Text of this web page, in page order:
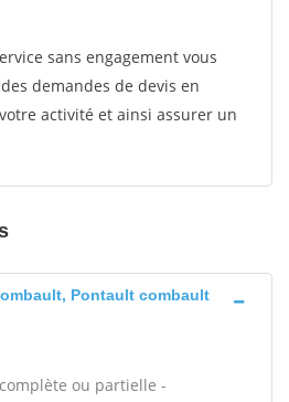
sans engagement vous
demandes de devis en
activité et ainsi assurer un
Pontault combault
ou partielle -